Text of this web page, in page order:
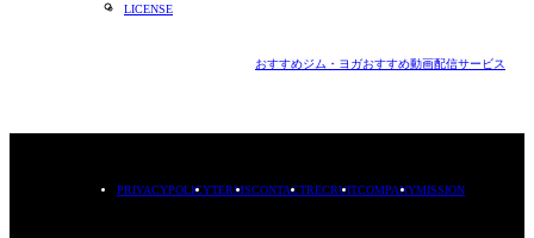
LICENSE
おすすめジム・ヨガおすすめ動画配信サービス
PRIVACYPOLICYTERMSCONTACTRECRUITCOMPANYMISSION